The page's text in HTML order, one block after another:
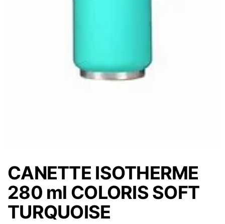
CANETTE ISOTHERME
280 ml COLORIS SOFT
TURQUOISE